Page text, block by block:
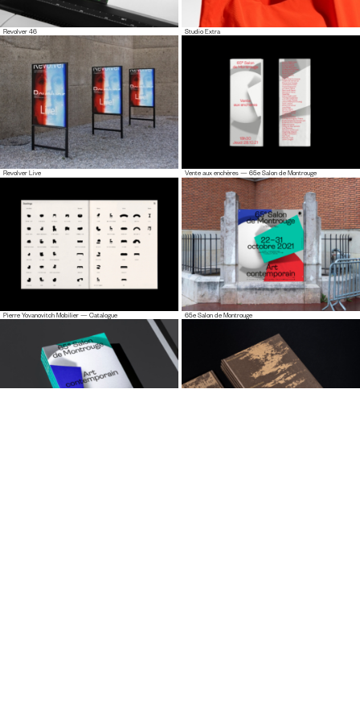
Revolver 46 Studio Extra
Revolver Live Vente aux enchères — 65e Salon de Montrouge
Pierre Yovanovitch Mobilier — Catalogue 65e Salon de Montrouge